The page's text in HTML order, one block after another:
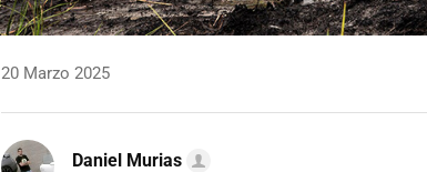
20 Marzo 2025
Daniel Murias